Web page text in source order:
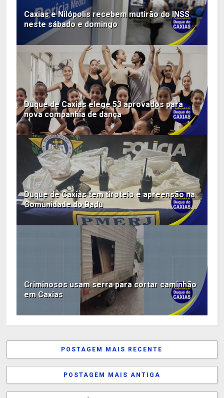
Caxias e Nilópolis recebem mutirão do INSS
neste sábado e domingo
Duque de Caxias elege 53 aprovados para
nova companhia de dança
Duque de Caxias tem tiroteio e apreensão na
Comunidade do Badu
Criminosos usam serra para cortar caminhão
em Caxias
POSTAGEM MAIS RECENTE
POSTAGEM MAIS ANTIGA